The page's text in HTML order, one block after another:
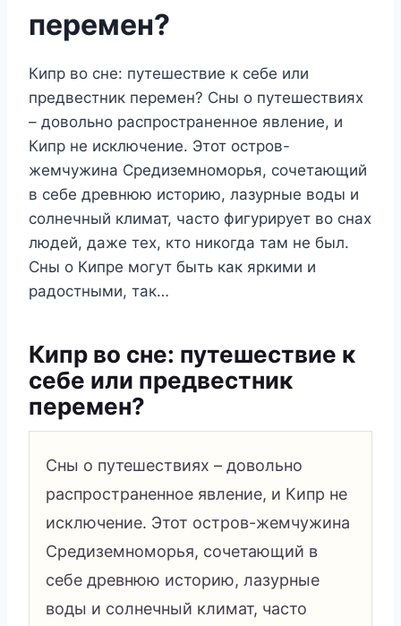
перемен?
Кипр во сне: путешествие к себе или
предвестник перемен? Сны о путешествиях
– довольно распространенное явление, и
Кипр не исключение. Этот остров-
жемчужина Средиземноморья, сочетающий
в себе древнюю историю, лазурные воды и
солнечный климат, часто фигурирует во снах
людей, даже тех, кто никогда там не был.
Сны о Кипре могут быть как яркими и
радостными, так…
Кипр во сне: путешествие к
себе или предвестник
перемен?
Сны о путешествиях – довольно
распространенное явление, и Кипр не
исключение. Этот остров-жемчужина
Средиземноморья, сочетающий в
себе древнюю историю, лазурные
воды и солнечный климат, часто